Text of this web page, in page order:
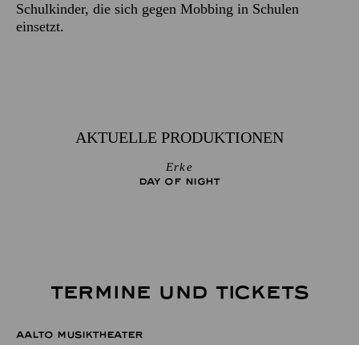
Schulkinder, die sich gegen Mobbing in Schulen
einsetzt.
AKTUELLE PRODUKTIONEN
Erke
DAY OF NIGHT
TERMINE UND TICKETS
AALTO MUSIKTHEATER